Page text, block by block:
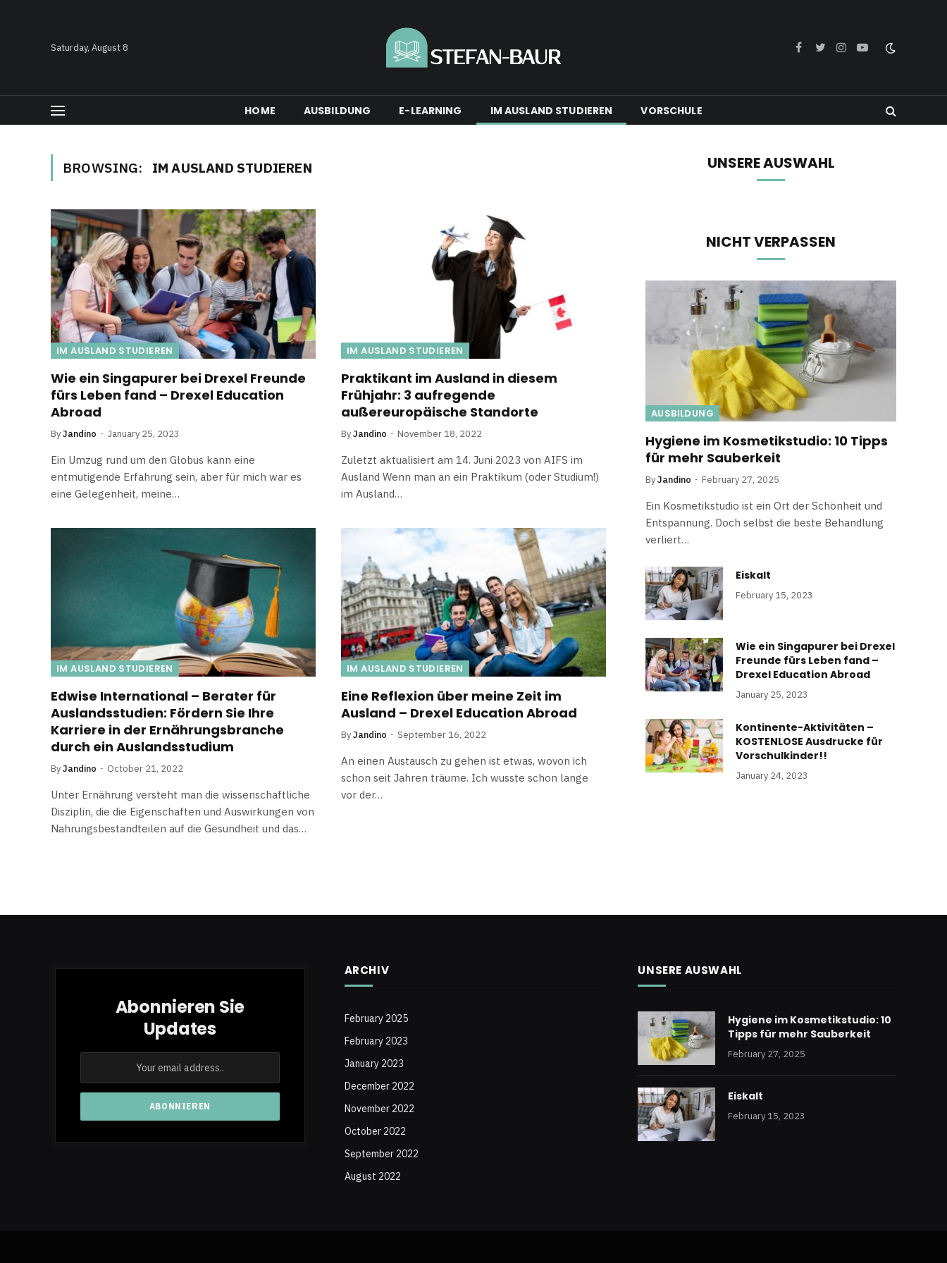
Saturday, August 8 Facebook
TwitterInstagram
YouTube
HOME AUSBILDUNG E-LEARNING IM AUSLAND STUDIEREN VORSCHULE
BROWSING: IM AUSLAND STUDIEREN
IM AUSLAND STUDIEREN
Wie ein Singapurer bei Drexel Freunde
fürs Leben fand – Drexel Education
Abroad
ByJandino January 25, 2023
Ein Umzug rund um den Globus kann eine
entmutigende Erfahrung sein, aber für mich war es
eine Gelegenheit, meine…
IM AUSLAND STUDIEREN
Praktikant im Ausland in diesem
Frühjahr: 3 aufregende
außereuropäische Standorte
ByJandino November 18, 2022
Zuletzt aktualisiert am 14. Juni 2023 von AIFS im
Ausland Wenn man an ein Praktikum (oder Studium!)
im Ausland…
IM AUSLAND STUDIEREN
Edwise International – Berater für
Auslandsstudien: Fördern Sie Ihre
Karriere in der Ernährungsbranche
durch ein Auslandsstudium
ByJandino October 21, 2022
Unter Ernährung versteht man die wissenschaftliche
Disziplin, die die Eigenschaften und Auswirkungen von
Nahrungsbestandteilen auf die Gesundheit und das…
IM AUSLAND STUDIEREN
Eine Reflexion über meine Zeit im
Ausland – Drexel Education Abroad
ByJandino September 16, 2022
An einen Austausch zu gehen ist etwas, wovon ich
schon seit Jahren träume. Ich wusste schon lange
vor der…
UNSERE AUSWAHL
NICHT VERPASSEN
AUSBILDUNG
Hygiene im Kosmetikstudio: 10 Tipps
für mehr Sauberkeit
ByJandino February 27, 2025
Ein Kosmetikstudio ist ein Ort der Schönheit und
Entspannung. Doch selbst die beste Behandlung
verliert…
Eiskalt
February 15, 2023
Wie ein Singapurer bei Drexel
Freunde fürs Leben fand –
Drexel Education Abroad
January 25, 2023
Kontinente-Aktivitäten –
KOSTENLOSE Ausdrucke für
Vorschulkinder!!
January 24, 2023
Abonnieren Sie
Updates
ARCHIV
February 2025
February 2023
January 2023
December 2022
November 2022
October 2022
September 2022
August 2022
UNSERE AUSWAHL
Hygiene im Kosmetikstudio: 10
Tipps für mehr Sauberkeit
February 27, 2025
Eiskalt
February 15, 2023